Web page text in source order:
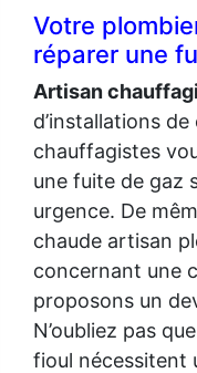
Votre
réparer une
Artisan
d’installations
chauffagistes
une fuite de gaz
urgence. De
chaude artisan
concernant une
proposons un
N’oubliez pas
fioul nécessitent